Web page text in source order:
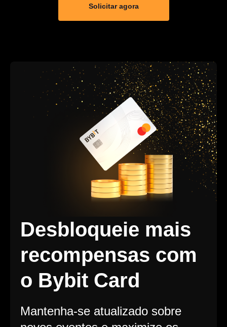
Solicitar agora
Desbloqueie mais
recompensas com
o Bybit Card
Mantenha-se atualizado sobre